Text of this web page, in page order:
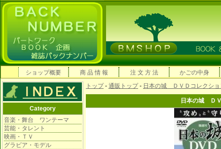
ショップ概要 商 品 情 報 注 文 方 法 かごの中身
Category
音楽・舞台 ワンテーマ
芸能・タレント
映画・ＴＶ
グラビア・モデル
トップ- 通販トップ- 日本の城 ＤＶＤコレクショ
日本の城 Ｄ